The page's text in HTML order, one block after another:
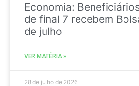
Economia:
de final 7 recebem
de julho
VER MATÉRIA »
28 de julho de 2026